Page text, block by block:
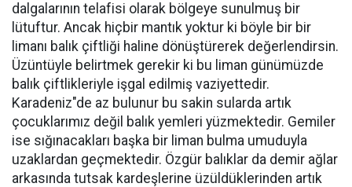
dalgalarının telafisi olarak bölgeye sunulmuş bir
lütuftur. Ancak hiçbir mantık yoktur ki böyle bir bir
limanı balık çiftliği haline dönüştürerek değerlendirsin.
Üzüntüyle belirtmek gerekir ki bu liman günümüzde
balık çiftlikleriyle işgal edilmiş vaziyettedir.
Karadeniz"de az bulunur bu sakin sularda artık
çocuklarımız değil balık yemleri yüzmektedir. Gemiler
ise sığınacakları başka bir liman bulma umuduyla
uzaklardan geçmektedir. Özgür balıklar da demir ağlar
arkasında tutsak kardeşlerine üzüldüklerinden artık